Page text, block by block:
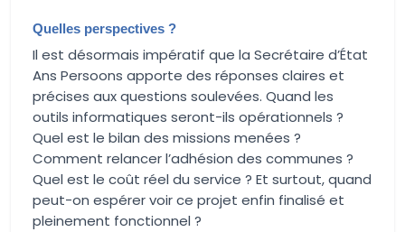
Quelles perspectives ?
Il est désormais impératif que la Secrétaire d’État
Ans Persoons apporte des réponses claires et
précises aux questions soulevées. Quand les
outils informatiques seront-ils opérationnels ?
Quel est le bilan des missions menées ?
Comment relancer l’adhésion des communes ?
Quel est le coût réel du service ? Et surtout, quand
peut-on espérer voir ce projet enfin finalisé et
pleinement fonctionnel ?